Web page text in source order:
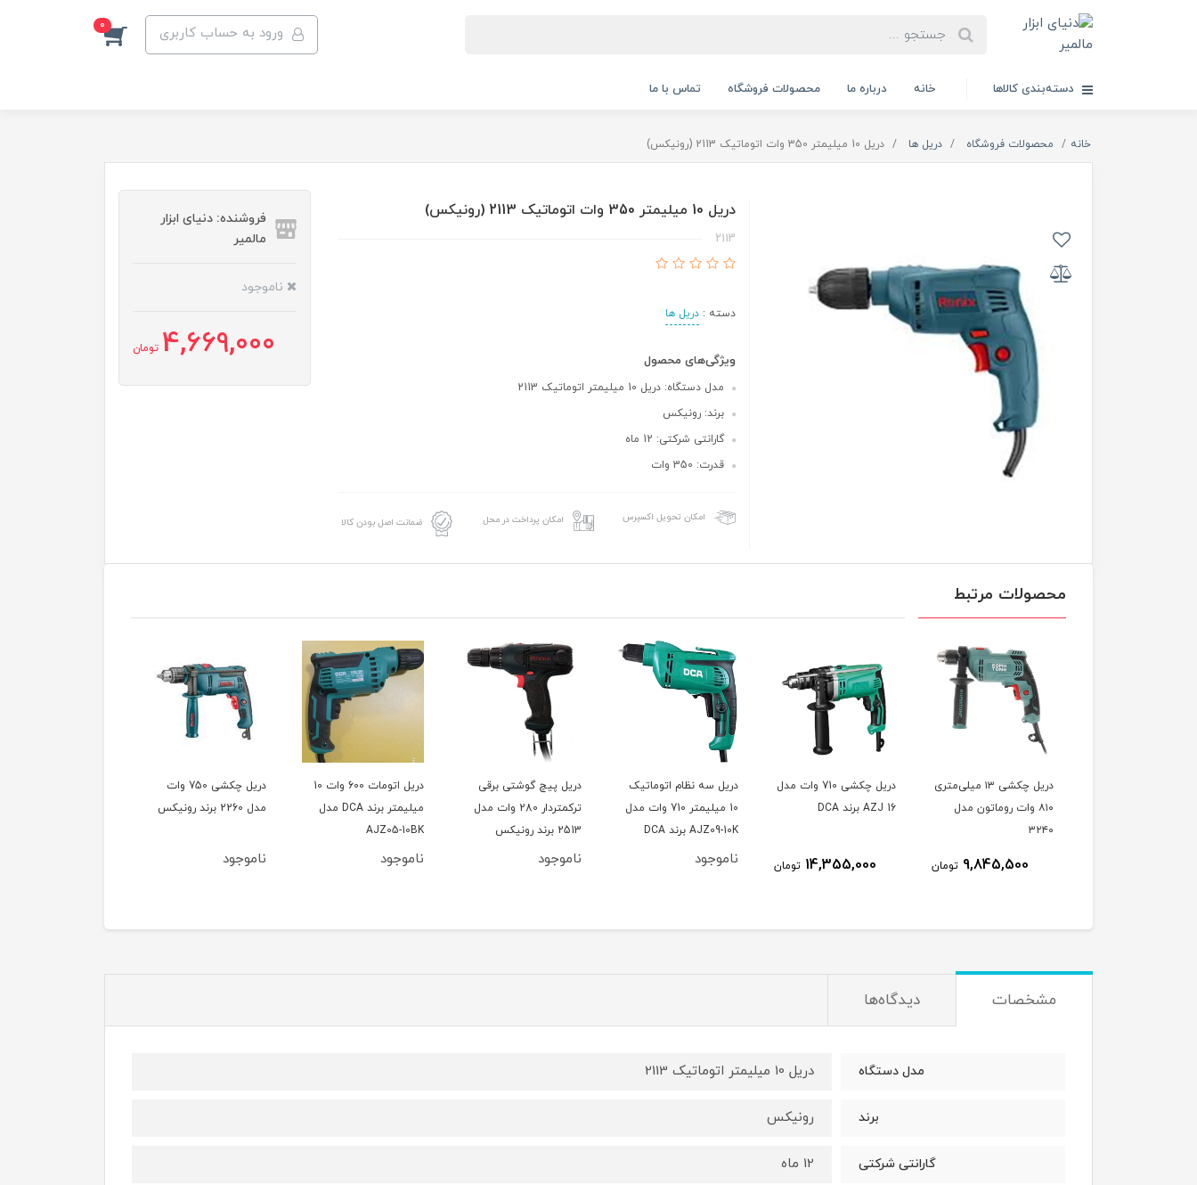
ورود به حساب کاربری 0
دسته‌بندی کالاها خانه درباره ما محصولات فروشگاه تماس با ما
خانه محصولات فروشگاه دریل ها دریل 10 میلیمتر 350 وات اتوماتیک 2113 (رونیکس)
دریل 10 میلیمتر 350 وات اتوماتیک 2113 (رونیکس)
2113
دسته :دریل ها
ویژگی‌های محصول
مدل دستگاه: دریل 10 میلیمتر اتوماتیک 2113
برند: رونیکس
گارانتی شرکتی: 12 ماه
قدرت: 350 وات
امکان تحویل اکسپرس امکان پرداخت در محل ضمانت اصل بودن کالا
فروشنده: دنیای ابزار
مالمیر
ناموجود
4,669,000 تومان
محصولات مرتبط
دریل چکشی ۱۳ میلی‌متری
۸۱۰ وات روماتون مدل
۳۲۴۰
9,845,500 تومان
دریل چکشی 710 وات مدل
AZJ 16 برند DCA
14,355,000 تومان
دریل سه نظام اتوماتیک
10 میلیمتر 710 وات مدل
AJZ09-10K برند DCA
ناموجود
دریل پیچ گوشتی برقی
ترکمتردار 280 وات مدل
2513 برند رونیکس
ناموجود
دریل اتومات 600 وات 10
میلیمتر برند DCA مدل
AJZ05-10BK
ناموجود
دریل چکشی 750 وات
مدل 2260 برند رونیکس
ناموجود
مشخصات دیدگاه‌ها
مدل دستگاه دریل 10 میلیمتر اتوماتیک 2113
برند رونیکس
گارانتی شرکتی 12 ماه